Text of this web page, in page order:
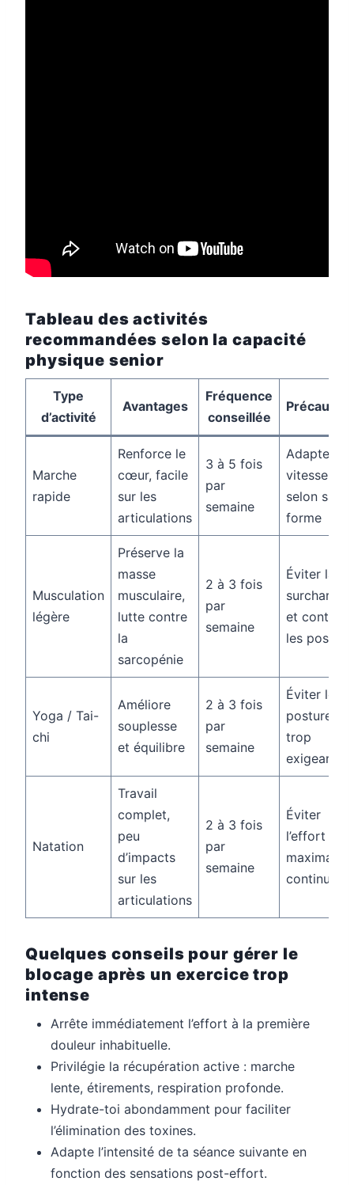
Tableau des activités
recommandées selon la capacité
physique senior
Type
d’activité
Avantages
Fréquence
conseillée
Marche
rapide
Renforce le
cœur, facile
sur les
articulations
3 à 5 fois
par
semaine
Adapter la
vitesse
selon sa
forme
Musculation
légère
Préserve la
masse
musculaire,
lutte contre
la
sarcopénie
2 à 3 fois
par
semaine
Éviter la
surcharge
et
les
Yoga / Tai-
chi
Améliore
souplesse
et équilibre
2 à 3 fois
par
semaine
Éviter les
postures
trop
exigeantes
Natation
Travail
complet,
peu
d’impacts
sur les
articulations
2 à 3 fois
par
semaine
Éviter
l’effort
maximal
continu
Quelques conseils pour gérer le
blocage après un exercice trop
intense
Arrête immédiatement l’effort à la première
douleur inhabituelle.
Privilégie la récupération active : marche
lente, étirements, respiration profonde.
Hydrate-toi abondamment pour faciliter
l’élimination des toxines.
Adapte l’intensité de ta séance suivante en
fonction des sensations post-effort.